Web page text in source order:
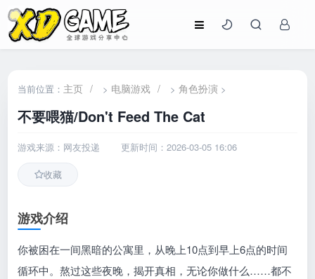
当前位置： 主页 / > 电脑游戏 / >角色扮演 >
不要喂猫/Don't Feed The Cat
游戏来源：网友投递 更新时间：2026-03-05 16:06
收藏
游戏介绍
你被困在一间黑暗的公寓里，从晚上10点到早上6点的时间
循环中。熬过这些夜晚，揭开真相，无论你做什么……都不